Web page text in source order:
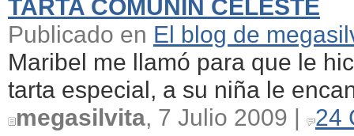
TARTA COMUNIN CELESTE
Publicado en El blog de
Maribel me llamó para que le
tarta especial, a su niña le
megasilvita, 7 Julio 2009 |
24